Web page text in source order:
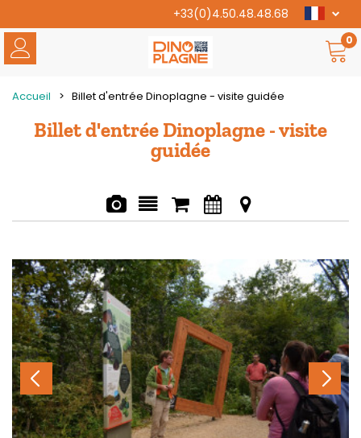
+33(0)4.50.48.48.68
0
Accueil > Billet d'entrée Dinoplagne - visite guidée
Billet d'entrée Dinoplagne - visite
guidée